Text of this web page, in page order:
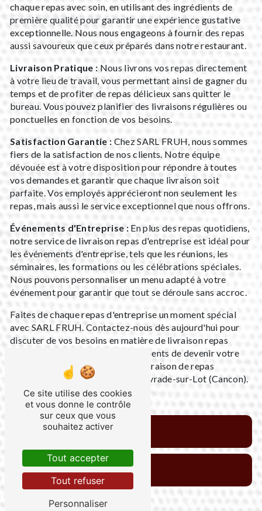
chaque repas avec soin, en utilisant des ingrédients de
première qualité pour garantir une expérience gustative
exceptionnelle. Nous nous engageons à fournir des repas
aussi savoureux que ceux préparés dans notre restaurant.
Livraison Pratique : Nous livrons vos repas directement
à votre lieu de travail, vous permettant ainsi de gagner du
temps et de profiter de repas délicieux sans quitter le
bureau. Vous pouvez planifier des livraisons régulières ou
ponctuelles en fonction de vos besoins.
Satisfaction Garantie : Chez SARL FRUH, nous sommes
fiers de la satisfaction de nos clients. Notre équipe
dévouée est à votre disposition pour répondre à toutes
vos demandes et garantir que chaque livraison soit
parfaite. Vos employés apprécieront non seulement les
repas, mais aussi le service exceptionnel que nous offrons.
Événements d'Entreprise : En plus des repas quotidiens,
notre service de livraison repas d'entreprise est idéal pour
les événements d'entreprise, tels que les réunions, les
séminaires, les formations ou les célébrations spéciales.
Nous pouvons personnaliser un menu adapté à votre
événement pour garantir que tout se déroule sans accroc.
Faites de chaque repas d'entreprise un moment spécial
avec SARL FRUH. Contactez-nous dès aujourd'hui pour
discuter de vos besoins en matière de livraison repas
d'entreprise. Nous sommes impatients de devenir votre
partenaire de confiance pour la livraison de repas
d'entreprise de qualité à Sainte-Livrade-sur-Lot (Cancon).
En savoir plus
Contactez-nous
Ce site utilise des cookies
et vous donne le contrôle
sur ceux que vous
souhaitez activer
Tout accepter
Tout refuser
Personnaliser